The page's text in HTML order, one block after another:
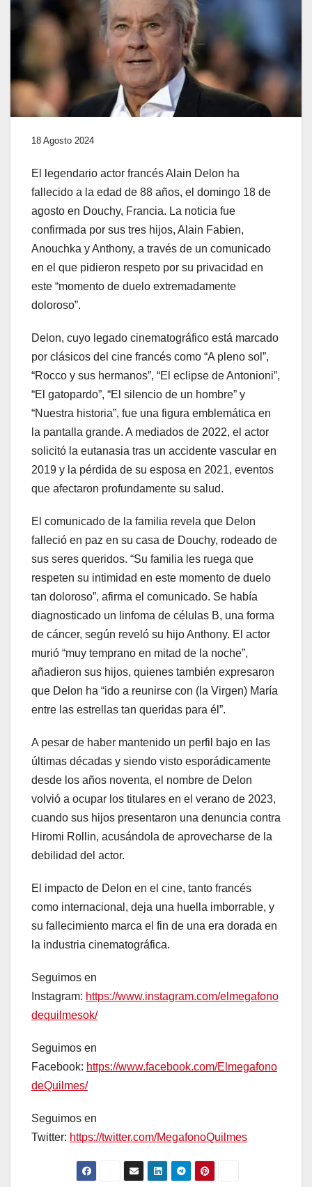
18 Agosto 2024
El legendario actor francés Alain Delon ha
fallecido a la edad de 88 años, el domingo 18 de
agosto en Douchy, Francia. La noticia fue
confirmada por sus tres hijos, Alain Fabien,
Anouchka y Anthony, a través de un comunicado
en el que pidieron respeto por su privacidad en
este “momento de duelo extremadamente
doloroso”.
Delon, cuyo legado cinematográfico está marcado
por clásicos del cine francés como “A pleno sol”,
“Rocco y sus hermanos”, “El eclipse de Antonioni”,
“El gatopardo”, “El silencio de un hombre” y
“Nuestra historia”, fue una figura emblemática en
la pantalla grande. A mediados de 2022, el actor
solicitó la eutanasia tras un accidente vascular en
2019 y la pérdida de su esposa en 2021, eventos
que afectaron profundamente su salud.
El comunicado de la familia revela que Delon
falleció en paz en su casa de Douchy, rodeado de
sus seres queridos. “Su familia les ruega que
respeten su intimidad en este momento de duelo
tan doloroso”, afirma el comunicado. Se había
diagnosticado un linfoma de células B, una forma
de cáncer, según reveló su hijo Anthony. El actor
murió “muy temprano en mitad de la noche”,
añadieron sus hijos, quienes también expresaron
que Delon ha “ido a reunirse con (la Virgen) María
entre las estrellas tan queridas para él”.
A pesar de haber mantenido un perfil bajo en las
últimas décadas y siendo visto esporádicamente
desde los años noventa, el nombre de Delon
volvió a ocupar los titulares en el verano de 2023,
cuando sus hijos presentaron una denuncia contra
Hiromi Rollin, acusándola de aprovecharse de la
debilidad del actor.
El impacto de Delon en el cine, tanto francés
como internacional, deja una huella imborrable, y
su fallecimiento marca el fin de una era dorada en
la industria cinematográfica.
Seguimos en
Instagram: https://www.instagram.com/elmegafono
dequilmesok/
Seguimos en
Facebook: https://www.facebook.com/Elmegafono
deQuilmes/
Seguimos en
Twitter: https://twitter.com/MegafonoQuilmes